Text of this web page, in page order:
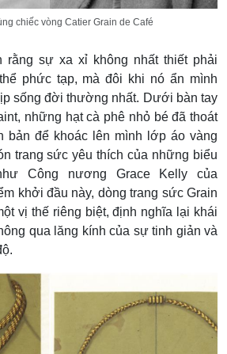
chiếc vòng Catier Grain de Café
rằng sự xa xỉ không nhất thiết phải
phức tạp, mà đôi khi nó ẩn mình
sống đời thường nhất. Dưới bàn tay
những hạt cà phê nhỏ bé đã thoát
bản để khoác lên mình lớp áo vàng
trang sức yêu thích của những biểu
Công nương Grace Kelly của
khởi đầu này, dòng trang sức Grain
vị thế riêng biệt, định nghĩa lại khái
qua lăng kính của sự tinh giản và